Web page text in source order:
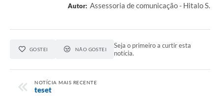
Autor: Assessoria de comunicação - Hitalo S.
GOSTEI NÃO GOSTEI
Seja o primeiro a curtir esta
notícia.
NOTÍCIA MAIS RECENTE
teset